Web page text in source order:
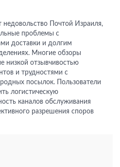
Почтой Израиля,
проблемы с
доставки и долгим
Многие обзоры
низкой отзывчивостью
и трудностями с
посылок. Пользователи
логистическую
каналов обслуживания
разрешения споров